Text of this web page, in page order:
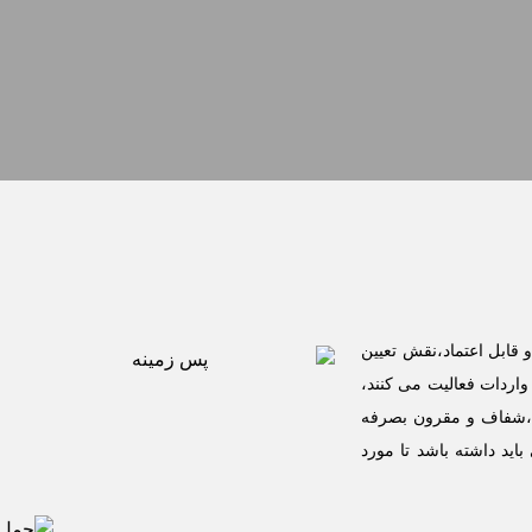
اعتماد،نقش تعیین
فعالیت می کنند،
و مقرون بصرفه
داشته باشد تا مورد